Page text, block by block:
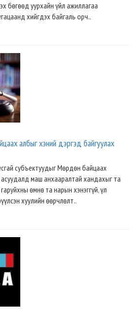
бөгөөд уурхайн үйл ажиллагаа
хийгдэх байгаль орч..
албыг хэний дэргэд байгуулах
субъектуудыг Мөрдөн байцаах
асуудалд маш анхааралтай хандахыг та
өмнө та нарын хэнэггүй, үл
хуулийн өөрчлөлт..